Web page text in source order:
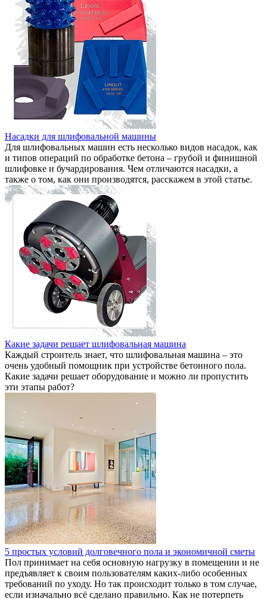
Насадки для шлифовальной машины
Для шлифовальных машин есть несколько видов насадок, как
и типов операций по обработке бетона – грубой и финишной
шлифовке и бучардирования. Чем отличаются насадки, а
также о том, как они производятся, расскажем в этой статье.
Какие задачи решает шлифовальная машина
Каждый строитель знает, что шлифовальная машина – это
очень удобный помощник при устройстве бетонного пола.
Какие задачи решает оборудование и можно ли пропустить
эти этапы работ?
5 простых условий долговечного пола и экономичной сметы
Пол принимает на себя основную нагрузку в помещении и не
предъявляет к своим пользователям каких-либо особенных
требований по уходу. Но так происходит только в том случае,
если изначально всё сделано правильно. Как не потерпеть